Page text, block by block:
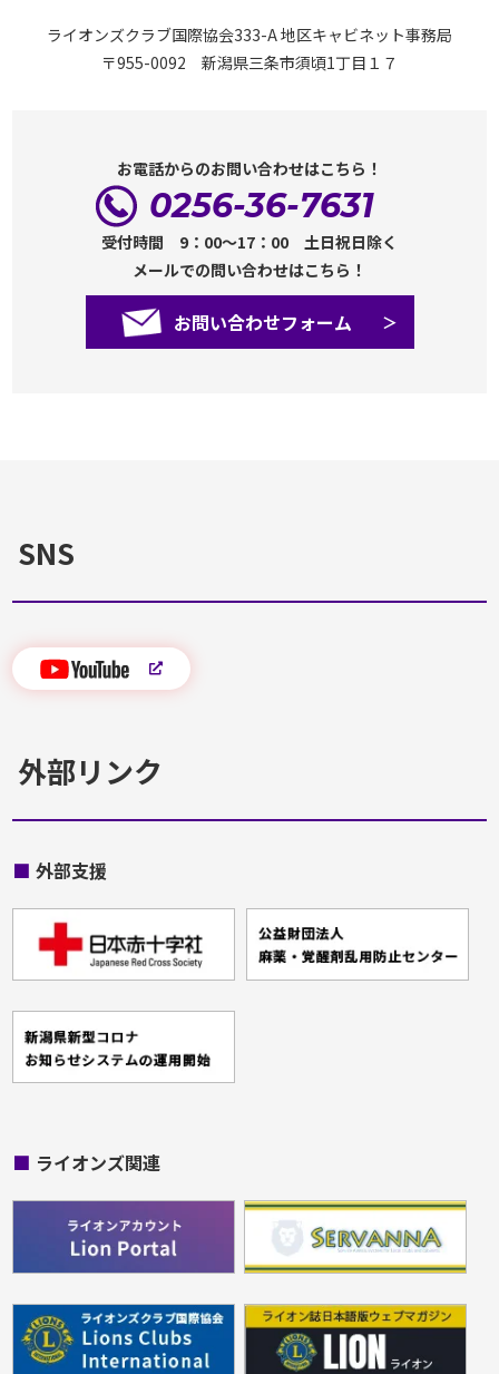
ライオンズクラブ国際協会333-A 地区キャビネット事務局
〒955-0092 新潟県三条市須頃1丁目１７
お電話からのお問い合わせはこちら！
0256-36-7631
受付時間 9：00～17：00 土日祝日除く
メールでの問い合わせはこちら！
お問い合わせフォーム
SNS
外部リンク
■ 外部支援
■ ライオンズ関連